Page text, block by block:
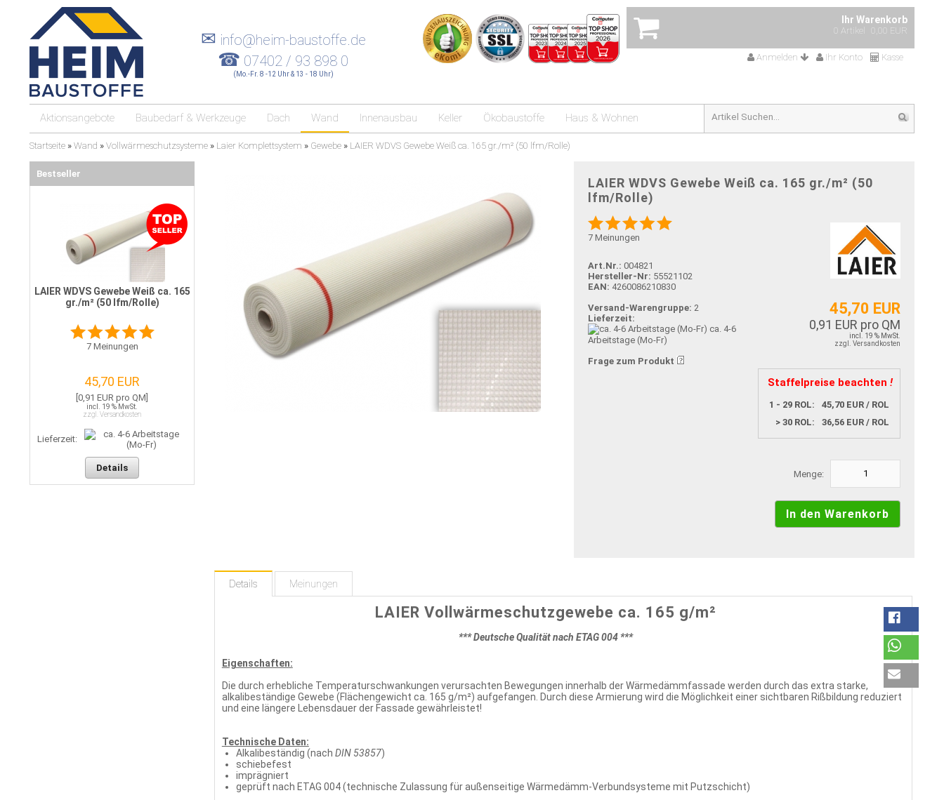
Ihr Warenkorb
0 Artikel 0,00 EUR
Anmelden Ihr Konto Kasse
✉ info@heim-baustoffe.de
☎ 07402 / 93 898 0
(Mo.-Fr. 8 -12 Uhr & 13 - 18 Uhr)
Aktionsangebote Baubedarf & Werkzeuge Dach Wand Innenausbau Keller Ökobaustoffe Haus & Wohnen
Startseite » Wand » Vollwärmeschutzsysteme » Laier Komplettsystem » Gewebe » LAIER WDVS Gewebe Weiß ca. 165 gr./m² (50 lfm/Rolle)
LAIER WDVS Gewebe Weiß ca. 165 gr./m² (50
lfm/Rolle)
7 Meinungen
45,70 EUR
0,91 EUR pro QM
incl. 19 % MwSt.
zzgl. Versandkosten
Staffelpreise beachten !
1 - 29 ROL:
45,70 EUR / ROL
> 30 ROL:
36,56 EUR / ROL
Art.Nr.: 004821
Hersteller-Nr: 55521102
EAN: 4260086210830
Versand-Warengruppe: 2
Lieferzeit:
ca. 4-6
Arbeitstage (Mo-Fr)
Frage zum Produkt
Menge:
Details Meinungen
LAIER Vollwärmeschutzgewebe ca. 165 g/m²
*** Deutsche Qualität nach ETAG 004 ***
Eigenschaften:
Die durch erhebliche Temperaturschwankungen verursachten Bewegungen innerhalb der Wärmedämmfassade werden durch das extra starke,
alkalibeständige Gewebe (Flächengewicht ca. 165 g/m²) aufgefangen. Durch diese Armierung wird die Möglichkeit einer sichtbaren Rißbildung reduziert
und eine längere Lebensdauer der Fassade gewährleistet!
Technische Daten:
Alkalibeständig (nach DIN 53857)
schiebefest
imprägniert
geprüft nach ETAG 004 (technische Zulassung für außenseitige Wärmedämm-Verbundsysteme mit Putzschicht)
Bestseller
LAIER WDVS Gewebe Weiß ca. 165
gr./m² (50 lfm/Rolle)
7Meinungen
45,70 EUR
[0,91 EUR pro QM]
incl. 19 % MwSt.
zzgl. Versandkosten
Lieferzeit:
Details